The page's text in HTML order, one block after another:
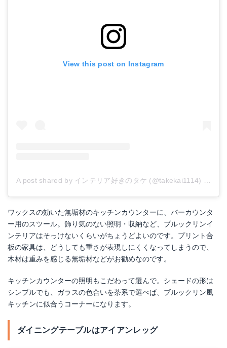
View this post on Instagram
A post shared by インテリア好きのタケ (@takekai1114)
ワックスの効いた無垢材のキッチンカウンターに、バーカウンタ
ー用のスツール。飾り気のない照明・収納など、ブルックリンイ
ンテリアはそっけないくらいがちょうどよいのです。プリント合
板の家具は、どうしても重さが表現しにくくなってしまうので、
木材は重みを感じる無垢材などがお勧めなのです。
キッチンカウンターの照明もこだわって選んで。シェードの形は
シンプルでも、ガラスの色合いを茶系で選べば、ブルックリン風
キッチンに似合うコーナーになります。
ダイニングテーブルはアイアンレッグ